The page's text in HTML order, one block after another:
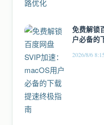
免费解锁
户必备的
2026/8/6